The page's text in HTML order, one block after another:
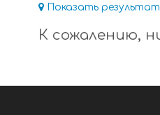
Показать
К сожалению,